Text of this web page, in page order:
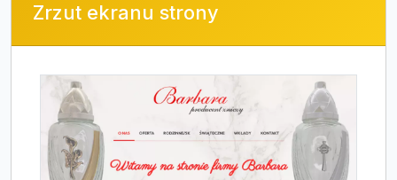
Zrzut ekranu strony